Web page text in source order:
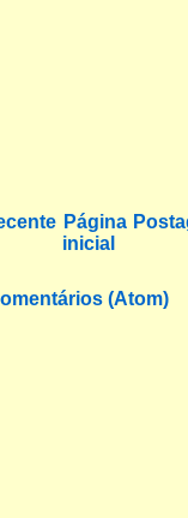
Página
inicial
(Atom)